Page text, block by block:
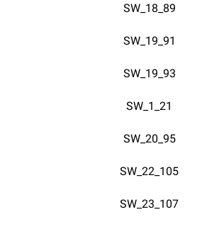
SW_18_89
SW_19_91
SW_19_93
SW_1_21
SW_20_95
SW_22_105
SW_23_107